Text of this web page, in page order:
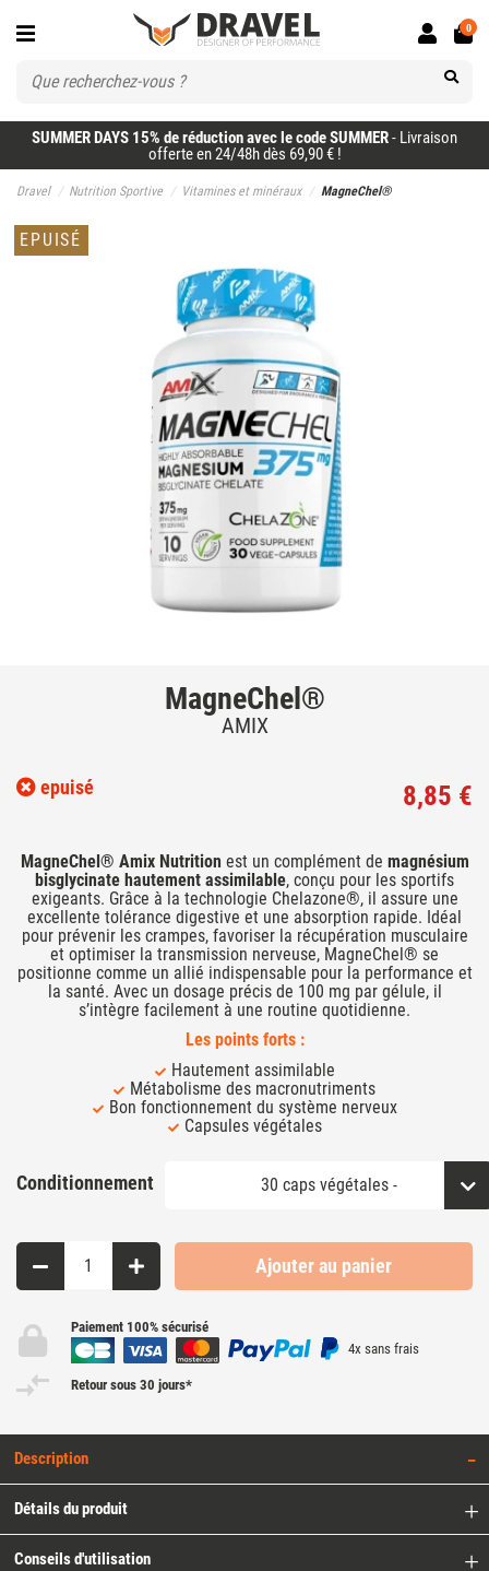
SUMMER DAYS 15% de réduction avec le code SUMMER- Livraison
offerte en 24/48h dès 69,90 € !
0
Dravel Nutrition Sportive Vitamines et minéraux MagneChel®
EPUISÉ
MagneChel®
AMIX
8,85 €
MagneChel® Amix Nutrition est un complément de magnésium
bisglycinate hautement assimilable, conçu pour les sportifs
exigeants. Grâce à la technologie Chelazone®, il assure une
excellente tolérance digestive et une absorption rapide. Idéal
pour prévenir les crampes, favoriser la récupération musculaire
et optimiser la transmission nerveuse, MagneChel® se
positionne comme un allié indispensable pour la performance et
la santé. Avec un dosage précis de 100 mg par gélule, il
s’intègre facilement à une routine quotidienne.
Les points forts :
Hautement assimilable
Métabolisme des macronutriments
Bon fonctionnement du système nerveux
Capsules végétales
Conditionnement
Ajouter au panier
Paiement 100% sécurisé
4x sans frais
Retour sous 30 jours*
epuisé
Description
Détails du produit
Conseils d'utilisation